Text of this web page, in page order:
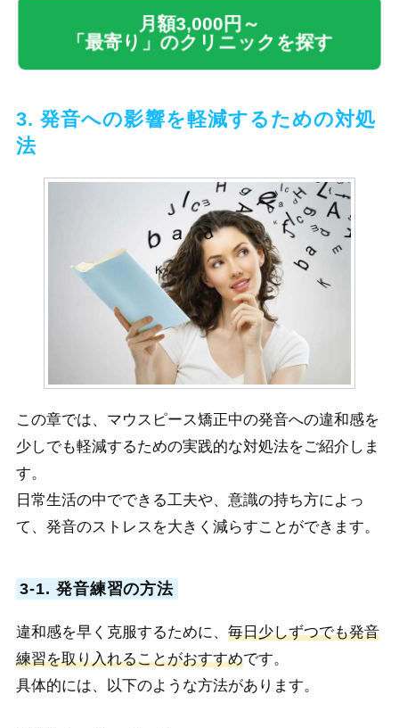
月額3,000円～
「最寄り」のクリニックを探す
3. 発音への影響を軽減するための対処
法
この章では、マウスピース矯正中の発音への違和感を
少しでも軽減するための実践的な対処法をご紹介しま
す。
日常生活の中でできる工夫や、意識の持ち方によっ
て、発音のストレスを大きく減らすことができます。
3-1. 発音練習の方法
違和感を早く克服するために、 毎日少しずつでも発音
練習を取り入れることがおすすめです。
具体的には、以下のような方法があります。